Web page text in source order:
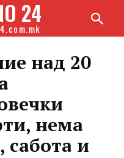
24
над 20
нема
сабота и